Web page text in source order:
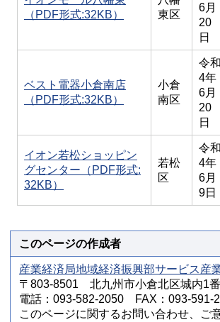
（PDF形式:32KB）
東区
6月
20
日
ベスト電器小倉南店
（PDF形式:32KB）
小倉
南区
令和
4年
6月
20
日
イオン若松ショッピン
グセンター（PDF形式:
32KB）
若松
区
令和
4年
6月
9日
このページの作成者
産業経済局地域経済振興部サービス産
〒803-8501 北九州市小倉北区城内1
電話：093-582-2050 FAX：093-591-
このページに関するお問い合わせ、ご